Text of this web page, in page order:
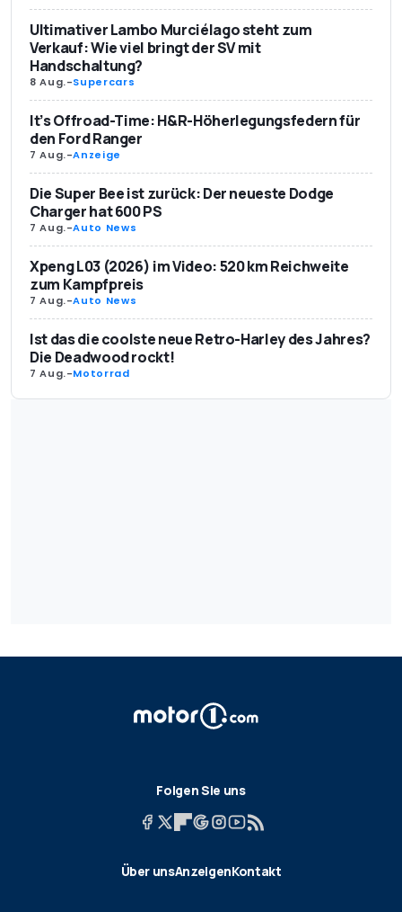
Ultimativer Lambo Murciélago steht zum
Verkauf: Wie viel bringt der SV mit
Handschaltung?
8 Aug.-Supercars
It’s Offroad-Time: H&R-Höherlegungsfedern für
den Ford Ranger
7 Aug.-Anzeige
Die Super Bee ist zurück: Der neueste Dodge
Charger hat 600 PS
7 Aug.-Auto News
Xpeng L03 (2026) im Video: 520 km Reichweite
zum Kampfpreis
7 Aug.-Auto News
Ist das die coolste neue Retro-Harley des Jahres?
Die Deadwood rockt!
7 Aug.-Motorrad
Folgen Sie uns
Über unsAnzeigenKontakt